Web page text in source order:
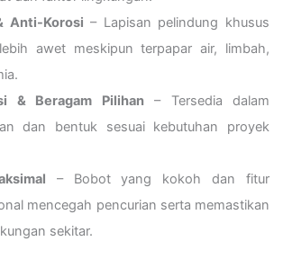
Anti-Korosi – Lapisan pelindung khusus
awet meskipun terpapar air, limbah,
& Beragam Pilihan– Tersedia dalam
dan bentuk sesuai kebutuhan proyek
– Bobot yang kokoh dan fitur
mencegah pencurian serta memastikan
sekitar.